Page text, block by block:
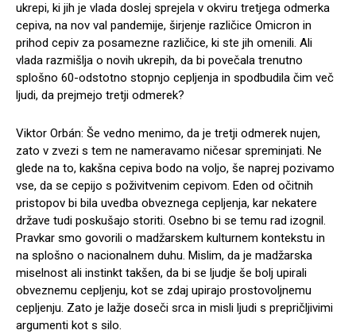
ukrepi, ki jih je vlada doslej sprejela v okviru tretjega odmerka
cepiva, na nov val pandemije, širjenje različice Omicron in
prihod cepiv za posamezne različice, ki ste jih omenili. Ali
vlada razmišlja o novih ukrepih, da bi povečala trenutno
splošno 60-odstotno stopnjo cepljenja in spodbudila čim več
ljudi, da prejmejo tretji odmerek?
Viktor Orbán: Še vedno menimo, da je tretji odmerek nujen,
zato v zvezi s tem ne nameravamo ničesar spreminjati. Ne
glede na to, kakšna cepiva bodo na voljo, še naprej pozivamo
vse, da se cepijo s poživitvenim cepivom. Eden od očitnih
pristopov bi bila uvedba obveznega cepljenja, kar nekatere
države tudi poskušajo storiti. Osebno bi se temu rad izognil.
Pravkar smo govorili o madžarskem kulturnem kontekstu in
na splošno o nacionalnem duhu. Mislim, da je madžarska
miselnost ali instinkt takšen, da bi se ljudje še bolj upirali
obveznemu cepljenju, kot se zdaj upirajo prostovoljnemu
cepljenju. Zato je lažje doseči srca in misli ljudi s prepričljivimi
argumenti kot s silo.